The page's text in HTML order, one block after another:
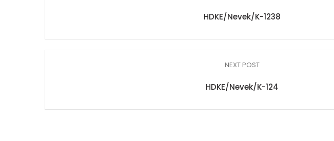
HDKE/Nevek/K-1238
NEXT POST
HDKE/Nevek/K-124